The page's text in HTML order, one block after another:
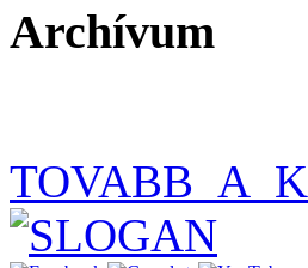
Archívum